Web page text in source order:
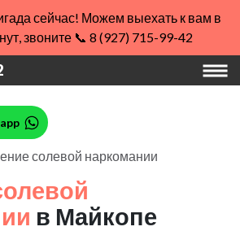
сейчас! Можем выехать к вам в
звоните 📞 8 (927) 715-99-42
солевой наркомании
в Майкопе